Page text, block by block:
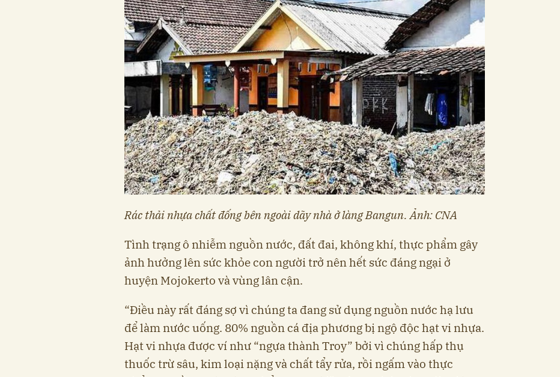
Rác thải nhựa chất đống bên ngoài dãy nhà ở làng Bangun. Ảnh: CNA
Tình trạng ô nhiễm nguồn nước, đất đai, không khí, thực phẩm gây
ảnh hưởng lên sức khỏe con người trở nên hết sức đáng ngại ở
huyện Mojokerto và vùng lân cận.
“Điều này rất đáng sợ vì chúng ta đang sử dụng nguồn nước hạ lưu
để làm nước uống. 80% nguồn cá địa phương bị ngộ độc hạt vi nhựa.
Hạt vi nhựa được ví như “ngựa thành Troy” bởi vì chúng hấp thụ
thuốc trừ sâu, kim loại nặng và chất tẩy rửa, rồi ngấm vào thực